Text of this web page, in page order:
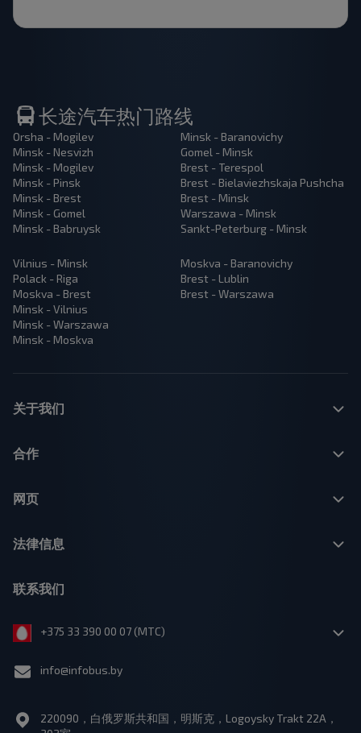
长途汽车热门路线
Orsha - Mogilev
Minsk - Nesvizh
Minsk - Mogilev
Minsk - Pinsk
Minsk - Brest
Minsk - Gomel
Minsk - Babruysk
Minsk - Baranovichy
Gomel - Minsk
Brest - Terespol
Brest - Bielaviezhskaja Pushcha
Brest - Minsk
Warszawa - Minsk
Sankt-Peterburg - Minsk
Vilnius - Minsk
Polack - Riga
Moskva - Brest
Minsk - Vilnius
Minsk - Warszawa
Minsk - Moskva
Moskva - Baranovichy
Brest - Lublin
Brest - Warszawa
关于我们
合作
网页
法律信息
联系我们
+375 33 390 00 07 (МТС)
info@infobus.by
220090，白俄罗斯共和国，明斯克，Logoysky Trakt 22A，